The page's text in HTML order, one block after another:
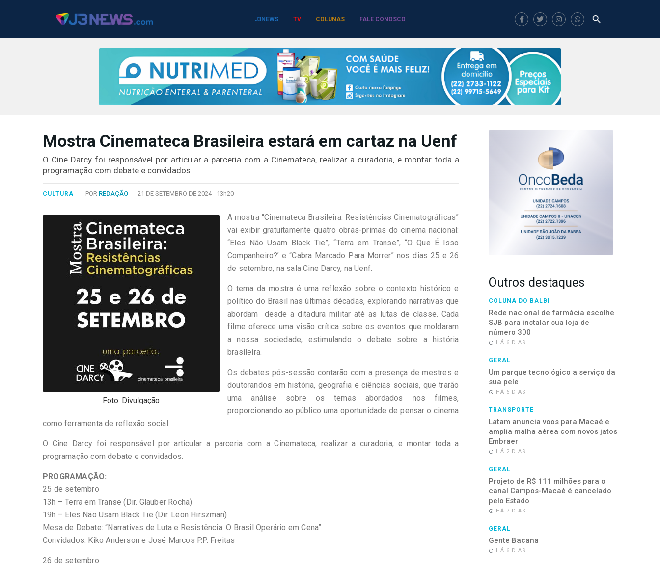
J3NEWS TV COLUNAS FALE CONOSCO
Mostra Cinemateca Brasileira estará em cartaz na Uenf
O Cine Darcy foi responsável por articular a parceria com a Cinemateca, realizar a curadoria, e montar toda a
programação com debate e convidados
CULTURA POR REDAÇÃO 21 DE SETEMBRO DE 2024 - 13h20
Foto: Divulgação
A mostra “Cinemateca Brasileira: Resistências Cinematográficas”
vai exibir gratuitamente quatro obras-primas do cinema nacional:
“Eles Não Usam Black Tie”, “Terra em Transe”, “O Que É Isso
Companheiro?’ e “Cabra Marcado Para Morrer” nos dias 25 e 26
de setembro, na sala Cine Darcy, na Uenf.
O tema da mostra é uma reflexão sobre o contexto histórico e
político do Brasil nas últimas décadas, explorando narrativas que
abordam desde a ditadura militar até as lutas de classe. Cada
filme oferece uma visão crítica sobre os eventos que moldaram
a nossa sociedade, estimulando o debate sobre a história
brasileira.
Os debates pós-sessão contarão com a presença de mestres e
doutorandos em história, geografia e ciências sociais, que trarão
uma análise sobre os temas abordados nos filmes,
proporcionando ao público uma oportunidade de pensar o cinema
como ferramenta de reflexão social.
O Cine Darcy foi responsável por articular a parceria com a Cinemateca, realizar a curadoria, e montar toda a
programação com debate e convidados.
PROGRAMAÇÃO:
25 de setembro
13h – Terra em Transe (Dir. Glauber Rocha)
19h – Eles Não Usam Black Tie (Dir. Leon Hirszman)
Mesa de Debate: “Narrativas de Luta e Resistência: O Brasil Operário em Cena”
Convidados: Kiko Anderson e José Marcos P.P. Freitas
26 de setembro
Outros destaques
COLUNA DO BALBI
Rede nacional de farmácia escolhe
SJB para instalar sua loja de
número 300
HÁ 6 DIAS
GERAL
Um parque tecnológico a serviço da
sua pele
HÁ 6 DIAS
TRANSPORTE
Latam anuncia voos para Macaé e
amplia malha aérea com novos jatos
Embraer
HÁ 2 DIAS
GERAL
Projeto de R$ 111 milhões para o
canal Campos-Macaé é cancelado
pelo Estado
HÁ 7 DIAS
GERAL
Gente Bacana
HÁ 6 DIAS